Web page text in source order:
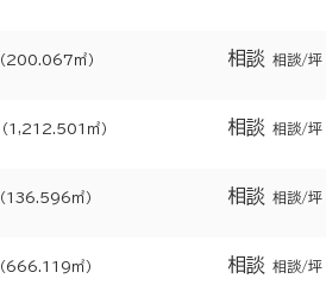
（200.067㎡） 相談 相談/坪
（1,212.501㎡） 相談 相談/坪
（136.596㎡） 相談 相談/坪
（666.119㎡） 相談 相談/坪